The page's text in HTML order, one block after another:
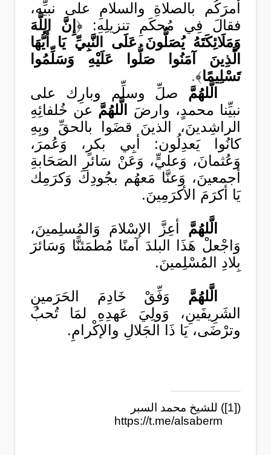
أمرَكُم بالصلاةِ والسلامِ على نبيِّه،
فقالَ فِي مُحكَمِ تنزيلِهِ: ﴿ إِنَّ اللَّهَ
وَمَلَائِكَتَهُ يُصَلُّونَ عَلَى النَّبِيِّ يَا أَيُّهَا
الَّذِينَ آمَنُوا صَلُّوا عَلَيْهِ وَسَلِّمُوا
تَسْلِيمًا﴾.
الَّلهُمَّ صلِّ وسلِّم وبارِك على
نبيِّنا محمدٍ، وارضَ
الَّلهُمَّ عن خُلفائِهِ
الراشِدينَ، الذينَ قضَوا بالحقِّ وبِهِ
كانُوا يَعدِلُون: أبِي بكرٍ، وَعُمرَ،
وَعُثمانَ، وَعليٍّ، وَعَنْ سَائرِ الصَحَابةِ
أجمعينَ، وَعنَّا مَعهُم بجُودِكَ وَكرَمِك
يَا أكرَمَ الأكرَمِينَ.
الَّلهُمَّ أعِزَّ الإسْلامَ وَالمُسلِمينَ،
وَاجْعلْ هَذَا البلدَ آمنًا مُطمَئنًّا وَسَائرَ
بِلادِ المُسْلِمينَ.
الَّلهُمَّ وَفِّقْ خَادِمَ الحَرَمينِ
الشَرِيفَينِ، وَولِيَ عَهدِهِ لمَا تُحبُ
وترْضَى، يَا ذَا الجَلالِ والإكْرامِ.
(
[1]) للشيخ محمد السبر
https://t.me/alsaberm